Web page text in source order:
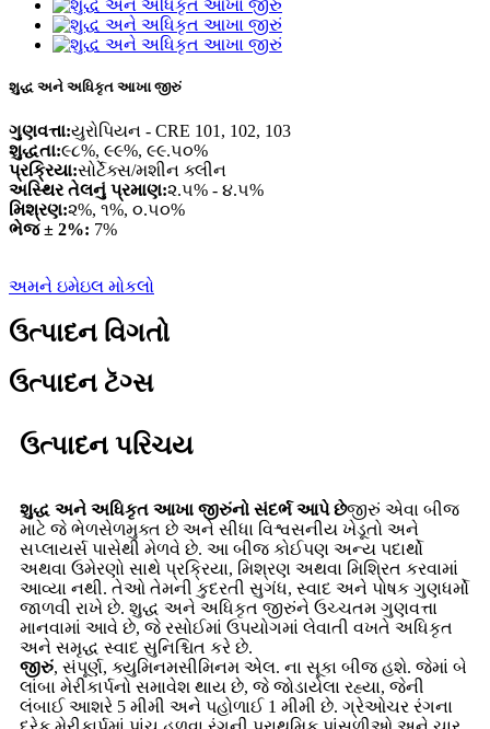
શુદ્ધ અને અધિકૃત આખા જીરું
ગુણવત્તા:યુરોપિયન - CRE 101, 102, 103
શુદ્ધતા:૯૮%, ૯૯%, ૯૯.૫૦%
પ્રક્રિયા:સોર્ટેક્સ/મશીન ક્લીન
અસ્થિર તેલનું પ્રમાણ:૨.૫% - ૪.૫%
મિશ્રણ:૨%, ૧%, ૦.૫૦%
ભેજ ± 2%: 7%
અમને ઇમેઇલ મોકલો
ઉત્પાદન વિગતો
ઉત્પાદન ટૅગ્સ
ઉત્પાદન પરિચય
શુદ્ધ અને અધિકૃત આખા જીરુંનો સંદર્ભ આપે છેજીરું એવા બીજ
માટે જે ભેળસેળમુક્ત છે અને સીધા વિશ્વસનીય ખેડૂતો અને
સપ્લાયર્સ પાસેથી મેળવે છે. આ બીજ કોઈપણ અન્ય પદાર્થો
અથવા ઉમેરણો સાથે પ્રક્રિયા, મિશ્રણ અથવા મિશ્રિત કરવામાં
આવ્યા નથી. તેઓ તેમની કુદરતી સુગંધ, સ્વાદ અને પોષક ગુણધર્મો
જાળવી રાખે છે. શુદ્ધ અને અધિકૃત જીરુંને ઉચ્ચતમ ગુણવત્તા
માનવામાં આવે છે, જે રસોઈમાં ઉપયોગમાં લેવાતી વખતે અધિકૃત
અને સમૃદ્ધ સ્વાદ સુનિશ્ચિત કરે છે.
જીરું, સંપૂર્ણ, ક્યુમિનમસીમિનમ એલ. ના સૂકા બીજ હશે. જેમાં બે
લાંબા મેરીકાર્પનો સમાવેશ થાય છે, જે જોડાયેલા રહ્યા, જેની
લંબાઈ આશરે 5 મીમી અને પહોળાઈ 1 મીમી છે. ગ્રેઓચર રંગના